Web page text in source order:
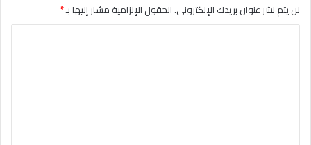
لن يتم نشر عنوان بريدك الإلكتروني.الحقول الإلزامية مشار إليها بـ*